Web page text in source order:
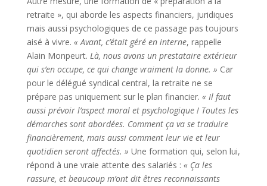
retraite », qui aborde les aspects financiers, juridiques
mais aussi psychologiques de ce passage pas toujours
aisé à vivre. « Avant, c’était géré en interne, rappelle
Alain Monpeurt. Là, nous avons un prestataire extérieur
qui s’en occupe, ce qui change vraiment la donne. » Car
pour le délégué syndical central, la retraite ne se
prépare pas uniquement sur le plan financier. « Il faut
aussi prévoir l’aspect moral et psychologique ! Toutes les
démarches sont abordées. Comment ça va se traduire
financièrement, mais aussi comment leur vie et leur
quotidien seront affectés. » Une formation qui, selon lui,
répond à une vraie attente des salariés : « Ça les
rassure, et beaucoup m’ont dit êtres reconnaissants